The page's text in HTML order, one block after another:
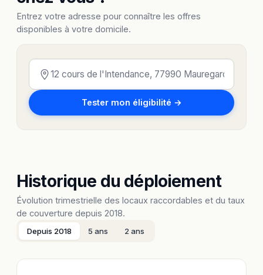
Entrez votre adresse pour connaître les offres
disponibles à votre domicile.
Tester mon éligibilité →
Historique du déploiement
Évolution trimestrielle des locaux raccordables et du taux
de couverture depuis 2018.
Depuis 2018 5 ans 2 ans